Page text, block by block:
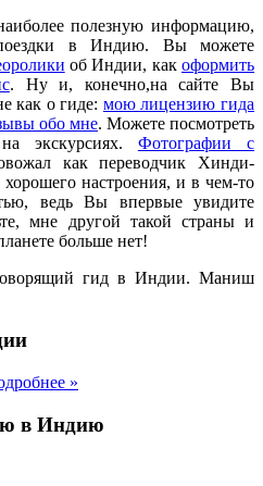
полезную информацию,
в Индию. Вы можете
об Индии, какоформить
. Ну и, конечно,на сайте Вы
как о гиде: мою лицензию гида
обо мне. Можете посмотреть
экскурсиях. Фотографии с
как переводчик Хинди-
настроения, и в чем-то
ведь Вы впервые увидите
мне другой такой страны и
больше нет!
гид в Индии. Маниш
»
в Индию